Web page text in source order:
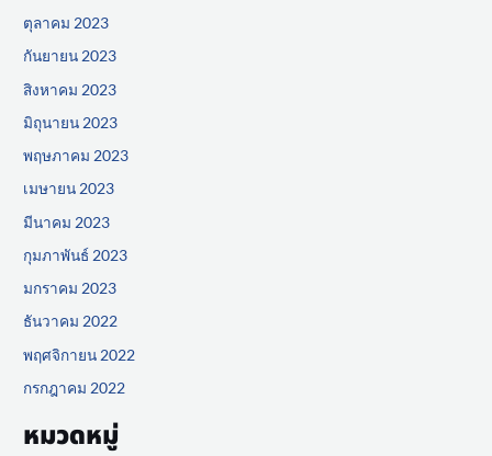
ตุลาคม 2023
กันยายน 2023
สิงหาคม 2023
มิถุนายน 2023
พฤษภาคม 2023
เมษายน 2023
มีนาคม 2023
กุมภาพันธ์ 2023
มกราคม 2023
ธันวาคม 2022
พฤศจิกายน 2022
กรกฎาคม 2022
หมวดหมู่